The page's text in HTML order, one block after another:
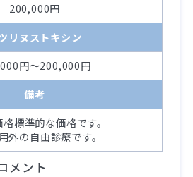
200,000円
リヌストキシン
円～200,000円
備考
標準的な価格です。
外の自由診療です。
メント